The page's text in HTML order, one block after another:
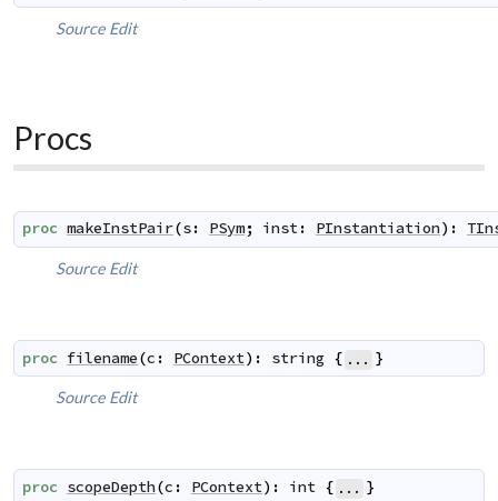
Source Edit
Procs
proc makeInstPair(s: PSym; inst: PInstantiation) :
Source Edit
proc filename(c : PContext) : string { ... }
Source Edit
proc scopeDepth(c : PContext) : int { ... }